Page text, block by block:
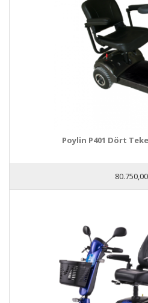
Poylin P401 Dört
80.750,00